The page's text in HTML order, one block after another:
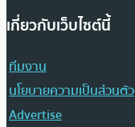
เกี่ยวกับเว็บไซต์นี้
ทีมงาน
นโยบายความเป็นส่วนตัว
Advertise